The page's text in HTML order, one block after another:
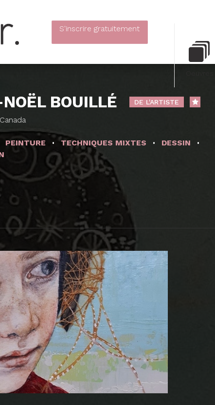
S'inscrire gratuitement
BOUILLÉ DE L'ARTISTE
PEINTURE TECHNIQUES MIXTES
DESSIN